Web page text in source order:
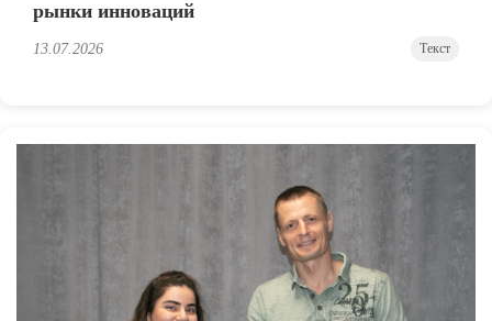
рынки инноваций
13.07.2026 Текст